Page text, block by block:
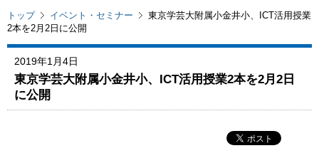
トップ イベント・セミナー
東京学芸大附属小金井小、ICT活用授業
2本を2月2日に公開
2019年1月4日
東京学芸大附属小金井小、ICT活用授業2本を2月2日
に公開